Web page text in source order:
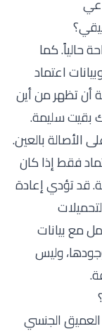
حالياً. كما
ليون فيرز في لمحة عامة عن C2PA وبيانات اعتماد
أن تظهر من أين
بقيت سليمة.
الأصالة بالعين.
فقط إذا كان
قد تؤدي إعادة
مع بيانات
وليس
العميق الجنسي